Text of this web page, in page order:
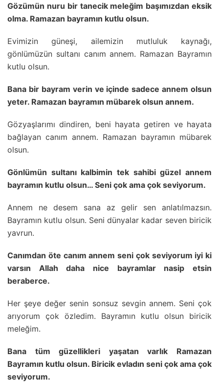
Gözümün nuru bir tanecik meleğim başımızdan eksik
olma. Ramazan bayramın kutlu olsun.
Evimizin güneşi, ailemizin mutluluk kaynağı,
gönlümüzün sultanı canım annem. Ramazan Bayramın
kutlu olsun.
Bana bir bayram verin ve içinde sadece annem olsun
yeter. Ramazan bayramın mübarek olsun annem.
Gözyaşlarımı dindiren, beni hayata getiren ve hayata
bağlayan canım annem. Ramazan bayramın mübarek
olsun.
Gönlümün sultanı kalbimin tek sahibi güzel annem
bayramın kutlu olsun… Seni çok ama çok seviyorum.
Annem ne desem sana az gelir sen anlatılmazsın.
Bayramın kutlu olsun. Seni dünyalar kadar seven biricik
yavrun.
Canımdan öte canım annem seni çok seviyorum iyi ki
varsın Allah daha nice bayramlar nasip etsin
beraberce.
Her şeye değer senin sonsuz sevgin annem. Seni çok
arıyorum çok özledim. Bayramın kutlu olsun biricik
meleğim.
Bana tüm güzellikleri yaşatan varlık Ramazan
Bayramın kutlu olsun. Biricik evladın seni çok ama çok
seviyorum.